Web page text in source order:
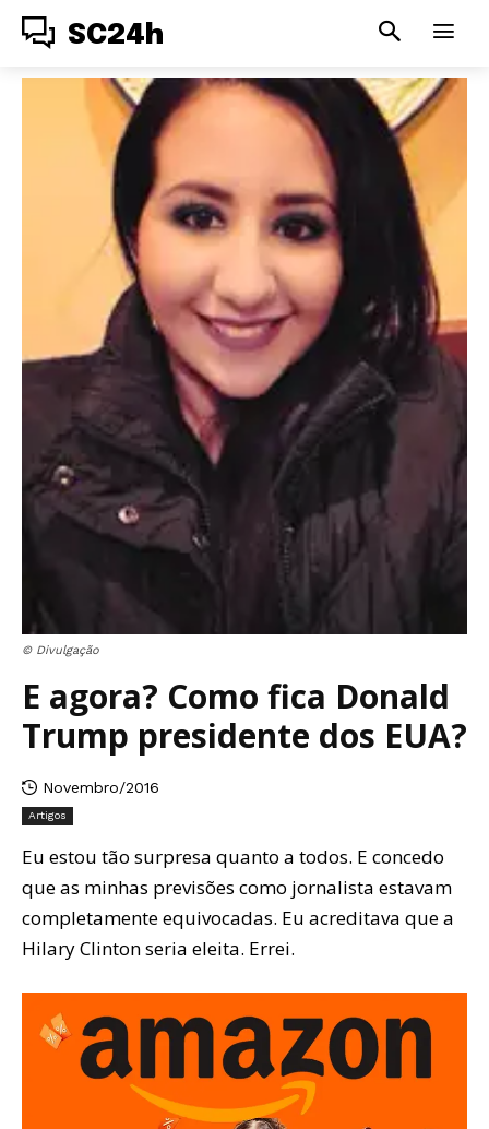
SC24h
© Divulgação
E agora? Como fica Donald
Trump presidente dos EUA?
Novembro/2016
Artigos
Eu estou tão surpresa quanto a todos. E concedo
que as minhas previsões como jornalista estavam
completamente equivocadas. Eu acreditava que a
Hilary Clinton seria eleita. Errei.